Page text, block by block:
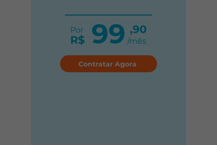
Por
R$ 99 ,90
/mês
Contratar Agora